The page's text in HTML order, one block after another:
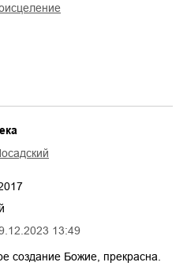
13:49
создание Божие, прекрасна.